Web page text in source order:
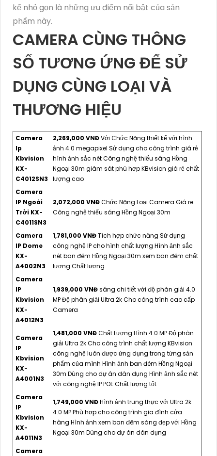
kế nhỏ gọn là những ưu điểm nổi bật của sản
phẩm này.
CAMERA CÙNG THÔNG
SỐ TƯƠNG ỨNG ĐỂ SỬ
DỤNG CÙNG LOẠI VÀ
THƯƠNG HIỆU
Camera
Ip
Kbvision
KX-
C4012SN3
2,269,000 VNĐVới Chức Năng thiết kế với hình
ảnh 4.0 megapixel Sử dụng cho công trình giá rẻ
hình ảnh sắc nét Công nghệ thiếu sáng Hồng
Ngoại 30m giám sát phù hơp KBvision giá rẻ chất
lượng cao
Camera
IP Ngoài
Trời KX-
C4011SN3
2,072,000 VNĐChức Năng Loại Camera Giá re
Công nghệ thiếu sáng Hồng Ngoại 30m
Camera
IP Dome
KX-
A4002N3
1,781,000 VNĐTích hợp chức năng Sử dụng
công nghệ IP cho hình chất lượng Hình ảnh sắc
nét ban đêm Hồng Ngoại 30m xem ban đêm chất
lượng Chất lượng
Camera
IP
Kbvision
KX-
A4012N3
1,939,000 VNĐsáng chi tiết với độ phân giải 4.0
MP Độ phân giải Ultra 2k Cho công trình cao cấp
Camera
Camera
IP
Kbvision
KX-
A4001N3
1,481,000 VNĐChất Lượng Hình 4.0 MP Độ phân
giải Ultra 2k Cho công trình chất lượng KBvision
công nghệ luôn được ứng dụng trong từng sản
phẩm của mình Hình ảnh ban đêm Hồng Ngoại
30m Dùng cho dự án dân dụng Hình ảnh sắc nét
với công nghệ IP POE Chất lượng tốt
Camera
IP
Kbvision
KX-
A4011N3
1,749,000 VNĐHình ảnh trung thực với Ultra 2k
4.0 MP Phù hợp cho công trình gia đình cửa
hàng Hình ảnh xem ban đêm sáng đẹp với Hồng
Ngoại 30m Dùng cho dự án dân dụng
Camera